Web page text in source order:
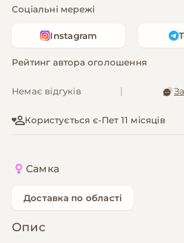
Соціальні мережі
Instagram
Рейтинг автора оголошення
Немає відгуків
Користується є-Пет 11 місяців
Самка
Доставка по області
Опис